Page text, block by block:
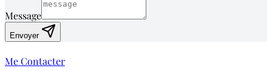
Message
Envoyer
Me Contacter